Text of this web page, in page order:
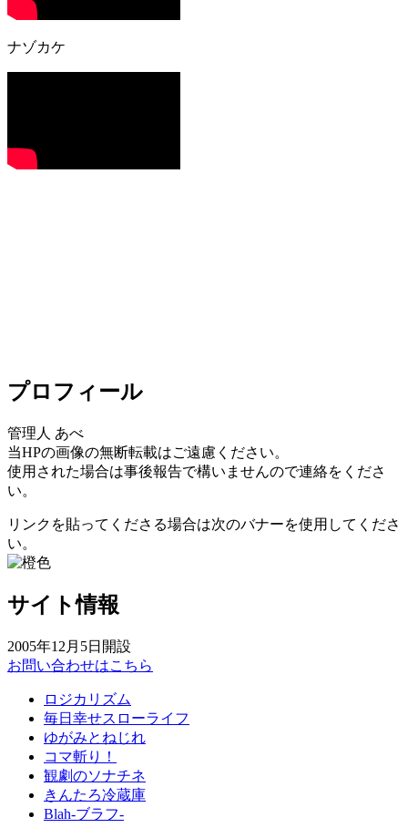
ナゾカケ
プロフィール
管理人 あべ
当HPの画像の無断転載はご遠慮ください。
使用された場合は事後報告で構いませんので連絡をくださ
い。
リンクを貼ってくださる場合は次のバナーを使用してくださ
い。
サイト情報
2005年12月5日開設
お問い合わせはこちら
ロジカリズム
毎日幸せスローライフ
ゆがみとねじれ
コマ斬り！
観劇のソナチネ
きんたろ冷蔵庫
Blah-ブラフ-